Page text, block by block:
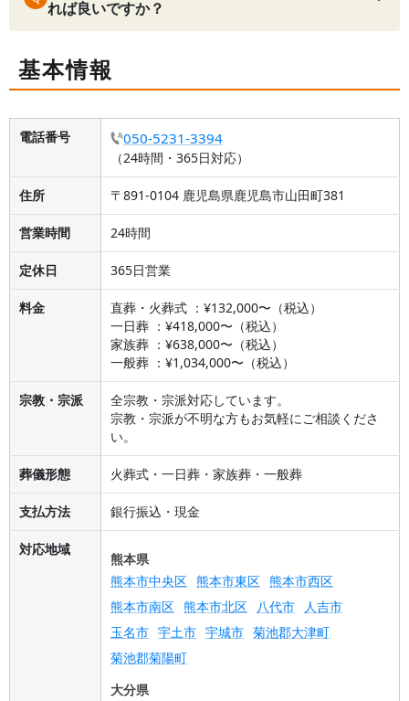
れば良いですか？
基本情報
電話番号 050-5231-3394
（24時間・365日対応）
住所 〒891-0104 鹿児島県鹿児島市山田町381
営業時間 24時間
定休日 365日営業
料金
直葬・火葬式 ：¥132,000〜（税込）
一日葬 ：¥418,000〜（税込）
家族葬 ：¥638,000〜（税込）
一般葬 ：¥1,034,000〜（税込）
宗教・宗派
全宗教・宗派対応しています。
宗教・宗派が不明な方もお気軽にご相談くださ
い。
葬儀形態 火葬式・一日葬・家族葬・一般葬
支払方法 銀行振込・現金
対応地域
熊本県
熊本市中央区 熊本市東区 熊本市西区
熊本市南区 熊本市北区 八代市
人吉市
玉名市 宇土市 宇城市 菊池郡大津町
菊池郡菊陽町
大分県